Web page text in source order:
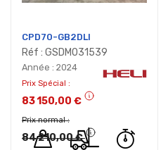
CPD70-GB2DLI
Réf : GSDM031539
Année : 2024
Prix Spécial
83 150,00 €
Prix normal
84 210,00 €